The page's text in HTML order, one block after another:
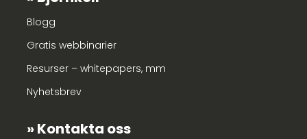
Blogg
Gratis webbinarier
Resurser – whitepapers, mm
Nyhetsbrev
Kontakta oss